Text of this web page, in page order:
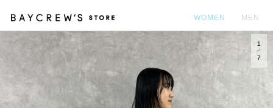
WOMEN MEN
1
7